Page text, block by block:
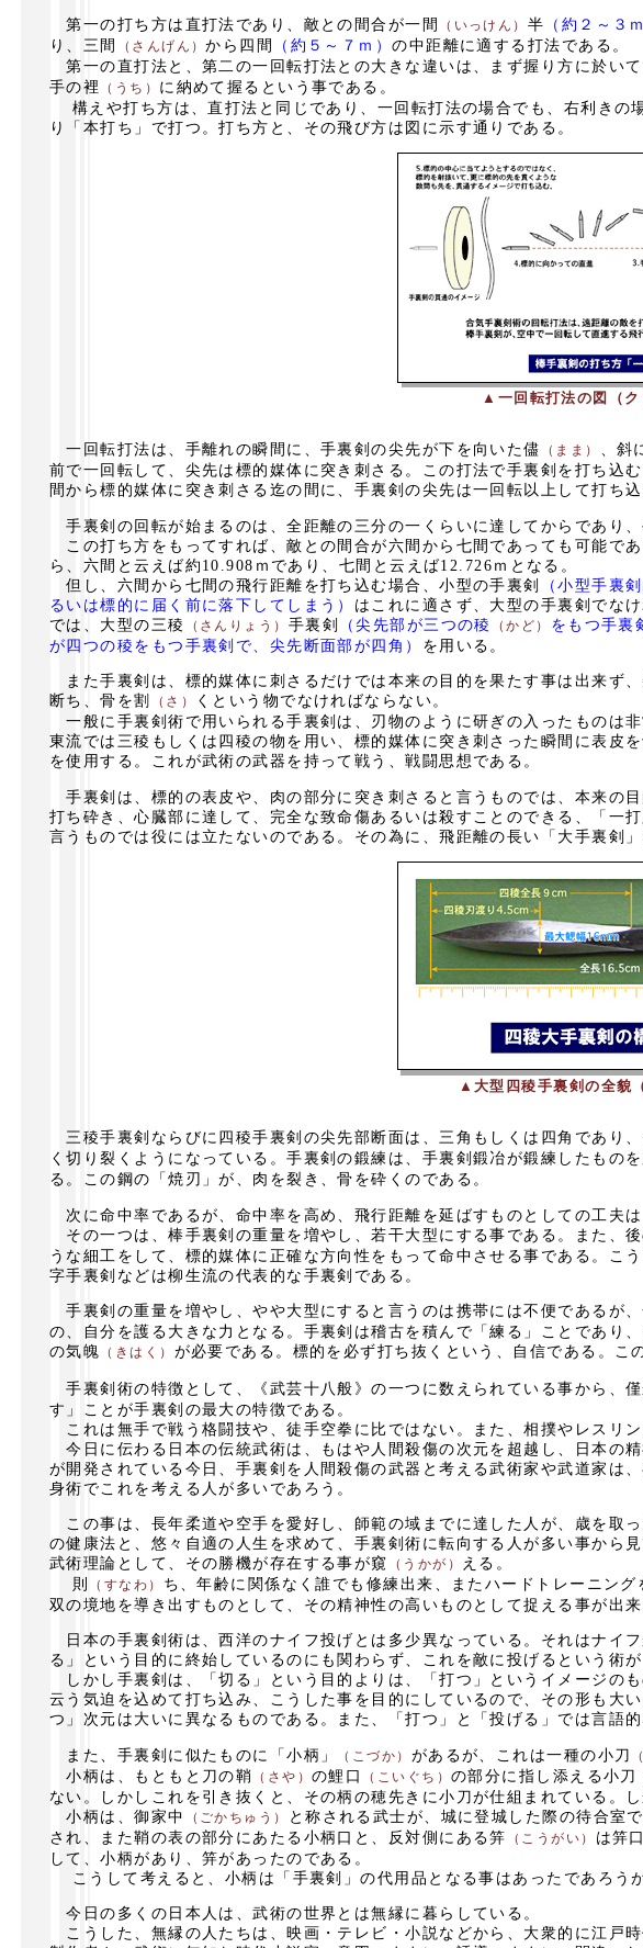
第一の打ち方は直打法であり、敵との間合が一間 （いっけん） 半 （約２～３ｍ
り、三間
（さんげん）から四間 （約５～７ｍ）の中距離に適する打法である。
第一の直打法と、第二の一回転打法との大きな違いは、まず握り方に於い
手の裡
（うち） に納めて握るという事である。
構えや打ち方は、直打法と同じであり、一回転打法の場合でも、右利きの
り「本打ち」で打つ。打ち方と、その飛び方は図に示す通りである。
▲一回転打法の図（ク
一回転打法は、手離れの瞬間に、手裏剣の尖先が下を向いた儘 （まま）
、斜
前で一回転して、尖先は標的媒体に突き刺さる。この打法で手裏剣を打ち込
間から標的媒体に突き刺さる迄の間に、手裏剣の尖先は一回転以上して打ち込
手裏剣の回転が始まるのは、全距離の三分の一くらいに達してからであり
この打ち方をもってすれば、敵との間合が六間から七間であっても可能で
ら、六間と云えば約10.908ｍであり、七間と云えば12.726ｍとなる。
但し、六間から七間の飛行距離を打ち込む場合、小型の手裏剣
（小型手裏
るいは標的に届く前に落下してしまう） はこれに適さず、大型の手裏剣でな
では、大型の三稜
（さんりょう） 手裏剣 （尖先部が三つの稜 （かど） をもつ手裏
が四つの稜をもつ手裏剣で、尖先断面部が四角） を用いる。
また手裏剣は、標的媒体に刺さるだけでは本来の目的を果たす事は出来ず
断ち、骨を割
（さ）
くという物でなければならない。
一般に手裏剣術で用いられる手裏剣は、刃物のように研ぎの入ったものは
東流では三稜もしくは四稜の物を用い、標的媒体に突き刺さった瞬間に表皮
を使用する。これが武術の武器を持って戦う、戦闘思想である。
手裏剣は、標的の表皮や、肉の部分に突き刺さると言うものでは、本来の
打ち砕き、心臓部に達して、完全な致命傷あるいは殺すことのできる、「一
言うものでは役には立たないのである。その為に、飛距離の長い「大手裏剣
▲大型四稜手裏剣の全貌
三稜手裏剣ならびに四稜手裏剣の尖先部断面は、三角もしくは四角であり、
く切り裂くようになっている。手裏剣の鍛練は、手裏剣鍛冶が鍛練したもの
る。この鋼の「焼刃」が、肉を裂き、骨を砕くのである。
次に命中率であるが、命中率を高め、飛行距離を延ばすものとしての工夫は
その一つは、棒手裏剣の重量を増やし、若干大型にする事である。また、
うな細工をして、標的媒体に正確な方向性をもって命中させる事である。こ
字手裏剣などは柳生流の代表的な手裏剣である。
手裏剣の重量を増やし、やや大型にすると言うのは携帯には不便であるが
の、自分を護る大きな力となる。手裏剣は稽古を積んで「練る」ことであり
の気魄
（きはく） が必要である。標的を必ず打ち抜くという、自信である。こ
手裏剣術の特徴として、《武芸十八般》の一つに数えられている事から、
す」ことが手裏剣の最大の特徴である。
これは無手で戦う格闘技や、徒手空拳に比ではない。また、相撲やレスリ
今日に伝わる日本の伝統武術は、もはや人間殺傷の次元を超越し、日本の
が開発されている今日、手裏剣を人間殺傷の武器と考える武術家や武道家は
身術でこれを考える人が多いであろう。
この事は、長年柔道や空手を愛好し、師範の域までに達した人が、歳を取
の健康法と、悠々自適の人生を求めて、手裏剣術に転向する人が多い事から
武術理論として、その勝機が存在する事が窺
（うかが）
える。
則
（すなわ）
ち、年齢に関係なく誰でも修練出来、またハードトレーニン
双の境地を導き出すものとして、その精神性の高いものとして捉える事が出
日本の手裏剣術は、西洋のナイフ投げとは多少異なっている。それはナイ
る」という目的に終始しているのにも関わらず、これを敵に投げるという術が
しかし手裏剣は、「切る」という目的よりは、「打つ」というイメージの
云う気迫を込めて打ち込み、こうした事を目的にしているので、その形も大
つ」次元は大いに異なるものである。また、「打つ」と「投げる」では言語的
また、手裏剣に似たものに「小柄」 （こづか） があるが、これは一種の小刀
小柄は、もともと刀の鞘
（さや）の鯉口 （こいぐち）の部分に指し添える小刀
ない。しかしこれを引き抜くと、その柄の穂先きに小刀が仕組まれている。
小柄は、御家中
（ごかちゅう） と称される武士が、城に登城した際の待合室
され、また鞘の表の部分にあたる小柄口と、反対側にある笄
（こうがい）
は笄
して、小柄があり、笄があったのである。
こうして考えると、小柄は「手裏剣」の代用品となる事はあったであろう
今日の多くの日本人は、武術の世界とは無縁に暮らしている。
こうした、無縁の人たちは、映画・テレビ・小説などから、大衆的に江戸